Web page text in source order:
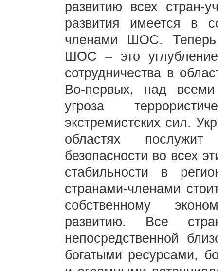
развитию всех стран-
развития имеется в
членами ШОС. Теперь
ШОС – это углубление
сотрудничества в
Во-первых, над
угроза
экстремистских сил.
областях
безопасности во всех
стабильности в
странами-членами
собственному
развитию. Все
непосредственной
богатыми ресурсами,